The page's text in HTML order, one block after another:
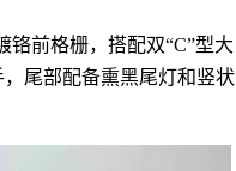
前格栅，搭配双“C”型大
尾部配备熏黑尾灯和竖状